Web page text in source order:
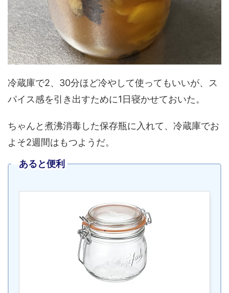
冷蔵庫で2、30分ほど冷やして使ってもいいが、ス
パイス感を引き出すために1日寝かせておいた。
ちゃんと煮沸消毒した保存瓶に入れて、冷蔵庫でお
よそ2週間はもつようだ。
あると便利